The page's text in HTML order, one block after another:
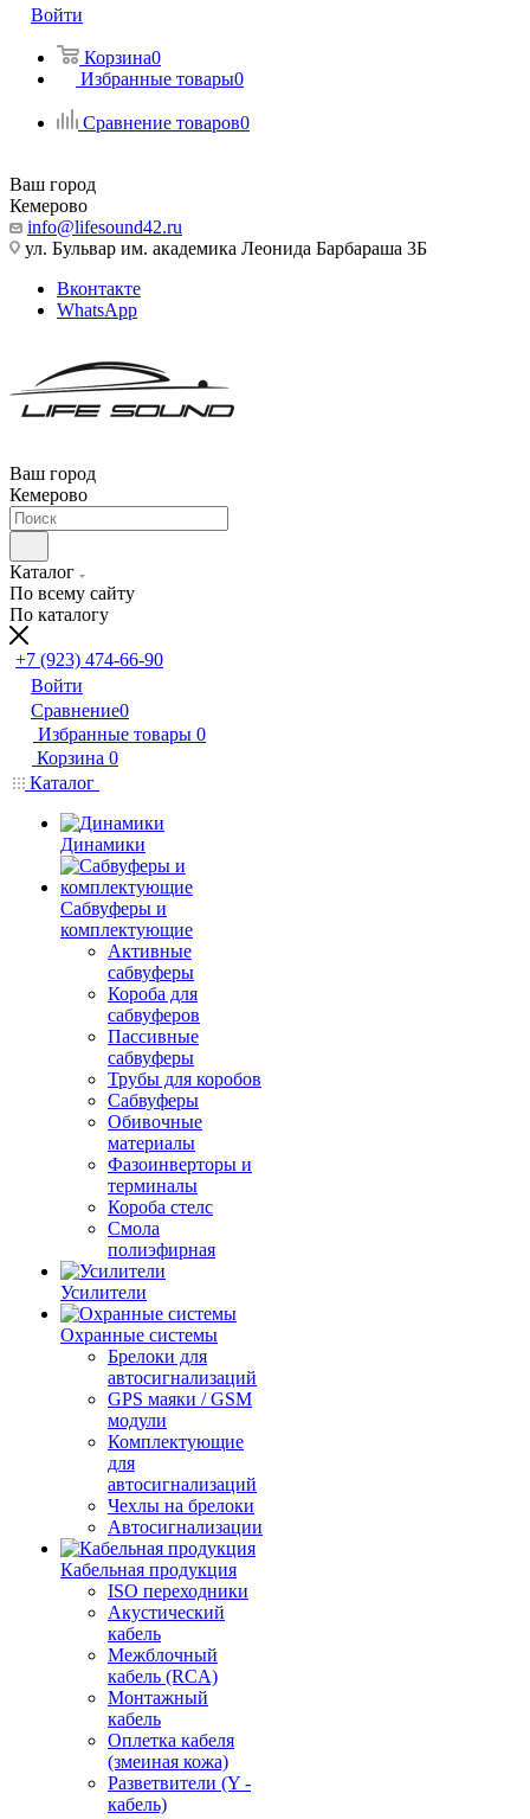
Войти
Корзина0
Избранные товары0
Сравнение товаров0
Ваш город
Кемерово
info@lifesound42.ru
ул. Бульвар им. академика Леонида Барбараша 3Б
Вконтакте
WhatsApp
Ваш город
Кемерово
Каталог
По всему сайту
По каталогу
+7 (923) 474-66-90
Войти
Сравнение0
Избранные товары 0
Корзина 0
Каталог
Динамики
Сабвуферы и
комплектующие
Активные
сабвуферы
Короба для
сабвуферов
Пассивные
сабвуферы
Трубы для коробов
Сабвуферы
Обивочные
материалы
Фазоинверторы и
терминалы
Короба стелс
Смола
полиэфирная
Усилители
Охранные системы
Брелоки для
автосигнализаций
GPS маяки / GSM
модули
Комплектующие
для
автосигнализаций
Чехлы на брелоки
Автосигнализации
Кабельная продукция
ISO переходники
Акустический
кабель
Межблочный
кабель (RCA)
Монтажный
кабель
Оплетка кабеля
(змеиная кожа)
Разветвители (Y -
кабель)